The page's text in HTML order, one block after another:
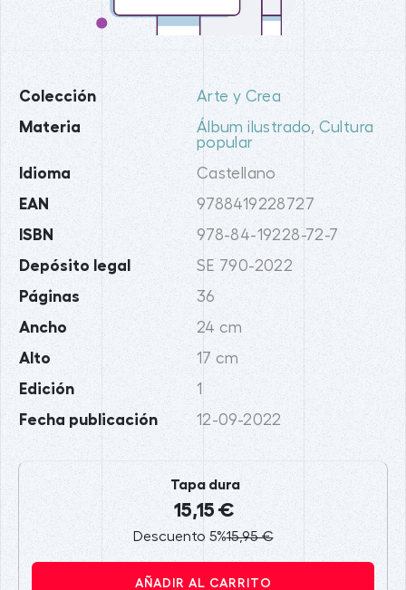
Colección Arte y Crea
Materia Álbum ilustrado, Cultura
popular
Idioma Castellano
EAN 9788419228727
ISBN 978-84-19228-72-7
Depósito legal SE 790-2022
Páginas 36
Ancho 24 cm
Alto 17 cm
Edición 1
Fecha publicación 12-09-2022
Tapa dura
15,15 €
Descuento 5%15,95 €
AÑADIR AL CARRITO